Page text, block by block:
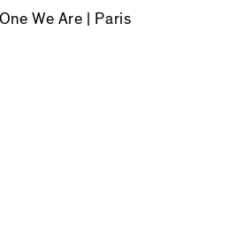
We Are | Paris